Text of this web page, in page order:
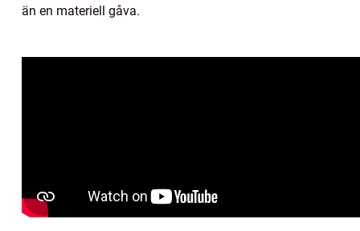
än en materiell gåva.